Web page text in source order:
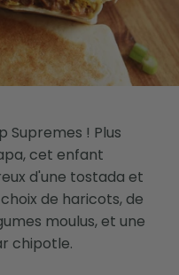
Supremes ! Plus
cet enfant
d'une tostada et
de haricots, de
moulus, et une
chipotle.